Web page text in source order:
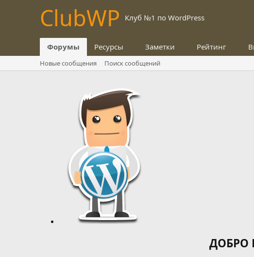
ClubWP Клуб №1 по WordPress
Форумы Ресурсы Заметки Рейтинг
Новые сообщения Поиск сообщений
ДОБРО